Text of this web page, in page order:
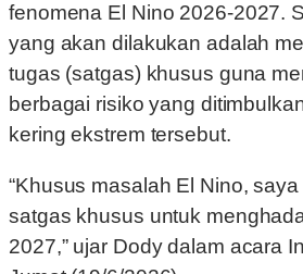
fenomena El Nino 2026-2027.
yang akan dilakukan adalah
tugas (satgas) khusus guna
berbagai risiko yang
kering ekstrem tersebut.
“Khusus masalah El Nino,
satgas khusus untuk
2027,” ujar Dody dalam acara